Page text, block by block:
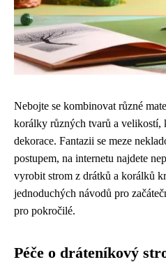
Nebojte se kombinovat různé
korálky různých tvarů a velikostí,
dekorace. Fantazii se meze
postupem, na internetu najdete
vyrobit strom z drátků a korálků
jednoduchých návodů pro
pro pokročilé.
Péče o dráteníkový